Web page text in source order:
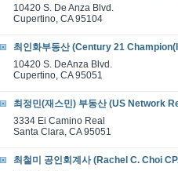
10420 S. De Anza Blvd.
Cupertino, CA 95104
최인화부동산 (Century 21
10420 S. DeAnza Blvd.
Cupertino, CA 95051
최정민(재스민) 부동산 (US Network
3334 Ei Camino Real
Santa Clara, CA 95051
최철미 공인회계사 (Rachel C. Choi